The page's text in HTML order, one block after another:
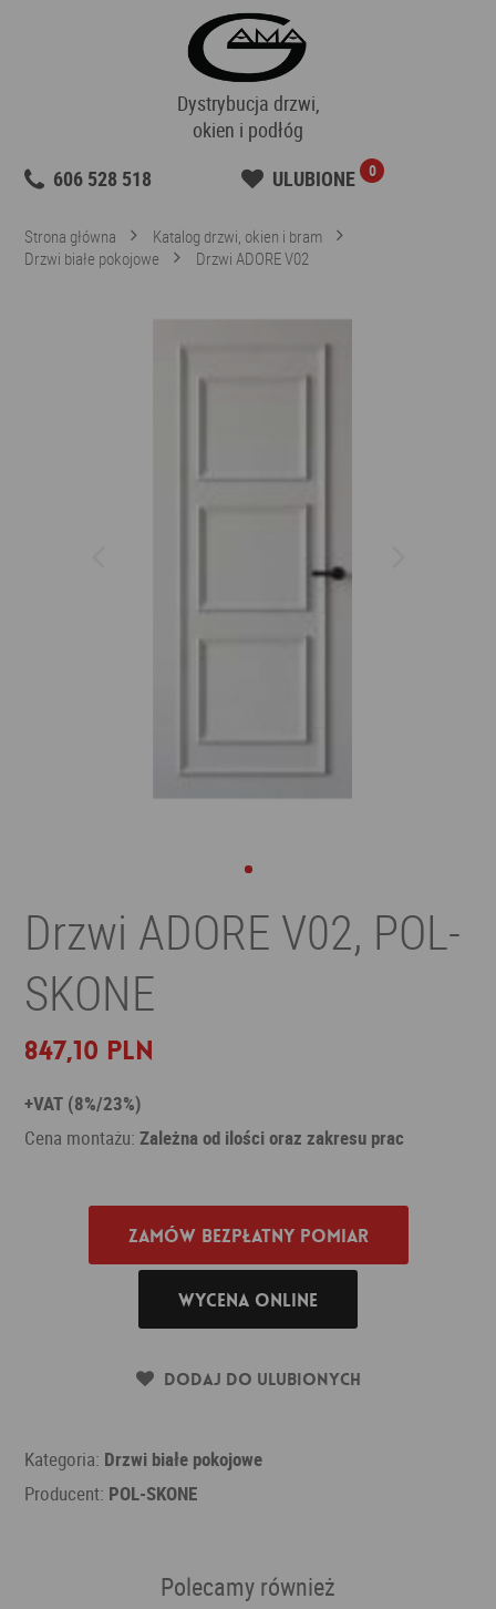
Dystrybucja drzwi,
okien i podłóg
606 528 518
ULUBIONE 0
Strona główna
Katalog drzwi, okien i bram
Drzwi białe pokojowe
Drzwi ADORE V02
Drzwi ADORE V02, POL-
SKONE
847,10 PLN
+VAT (8%/23%)
Cena montażu:Zależna od ilości oraz zakresu prac
Zamów bezpłatny pomiar
Wycena online
Dodaj do ulubionych
Kategoria: Drzwi białe pokojowe
Producent: POL-SKONE
Polecamy również